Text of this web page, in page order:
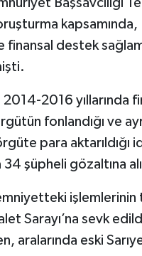
Başsavcılığı
kapsamında,
finansal destek
2014-2016 yıllarında
fonlandığı ve
para aktarıldığı
34 şüpheli gözaltına
işlemlerinin
Sarayı’na sevk
aralarında eski